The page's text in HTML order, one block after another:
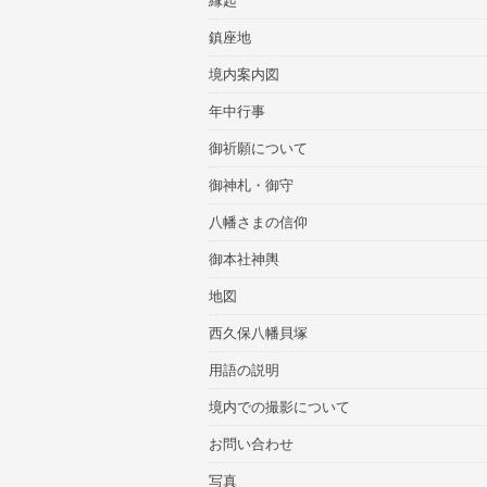
鎮座地
境内案内図
年中行事
御祈願について
御神札・御守
八幡さまの信仰
御本社神輿
地図
西久保八幡貝塚
用語の説明
境内での撮影について
お問い合わせ
写真